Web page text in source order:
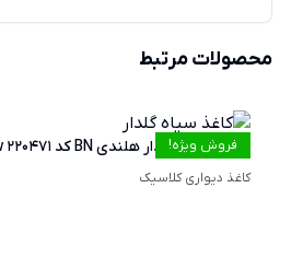
محصولات مرتبط
فروش ویژه!
کاغذدیواری گلدار هلندی BN کد Fiore New 220471
کاغذ دیواری کلاسیک